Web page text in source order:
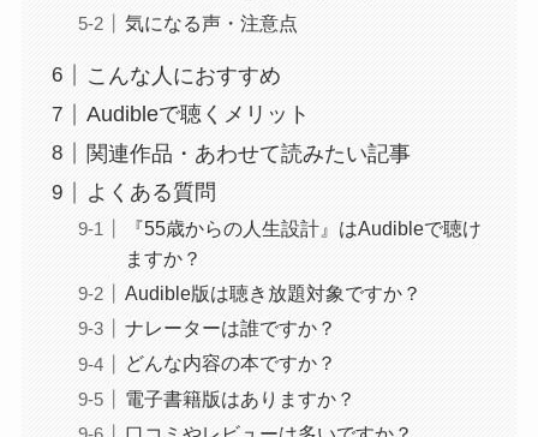
気になる声・注意点
こんな人におすすめ
Audibleで聴くメリット
関連作品・あわせて読みたい記事
よくある質問
『55歳からの人生設計』はAudibleで聴け
ますか？
Audible版は聴き放題対象ですか？
ナレーターは誰ですか？
どんな内容の本ですか？
電子書籍版はありますか？